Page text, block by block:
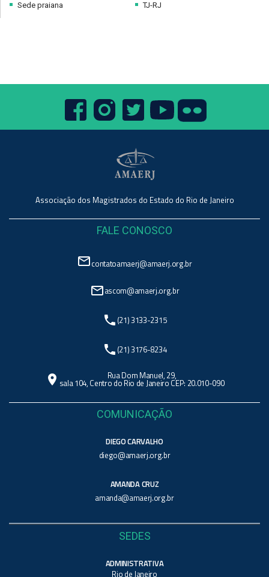
Sede praiana
TJ-RJ
Associação dos Magistrados do Estado do Rio de Janeiro
FALE CONOSCO
mail_outlinecontatoamaerj@amaerj.org.br
mail_outlineascom@amaerj.org.br
phone (21) 3133-2315
phone (21) 3176-8234
location_on Rua Dom Manuel, 29,
sala 104, Centro do Rio de Janeiro CEP: 20.010-090
COMUNICAÇÃO
DIEGO CARVALHO
diego@amaerj.org.br
AMANDA CRUZ
amanda@amaerj.org.br
SEDES
ADMINISTRATIVA
Rio de Janeiro